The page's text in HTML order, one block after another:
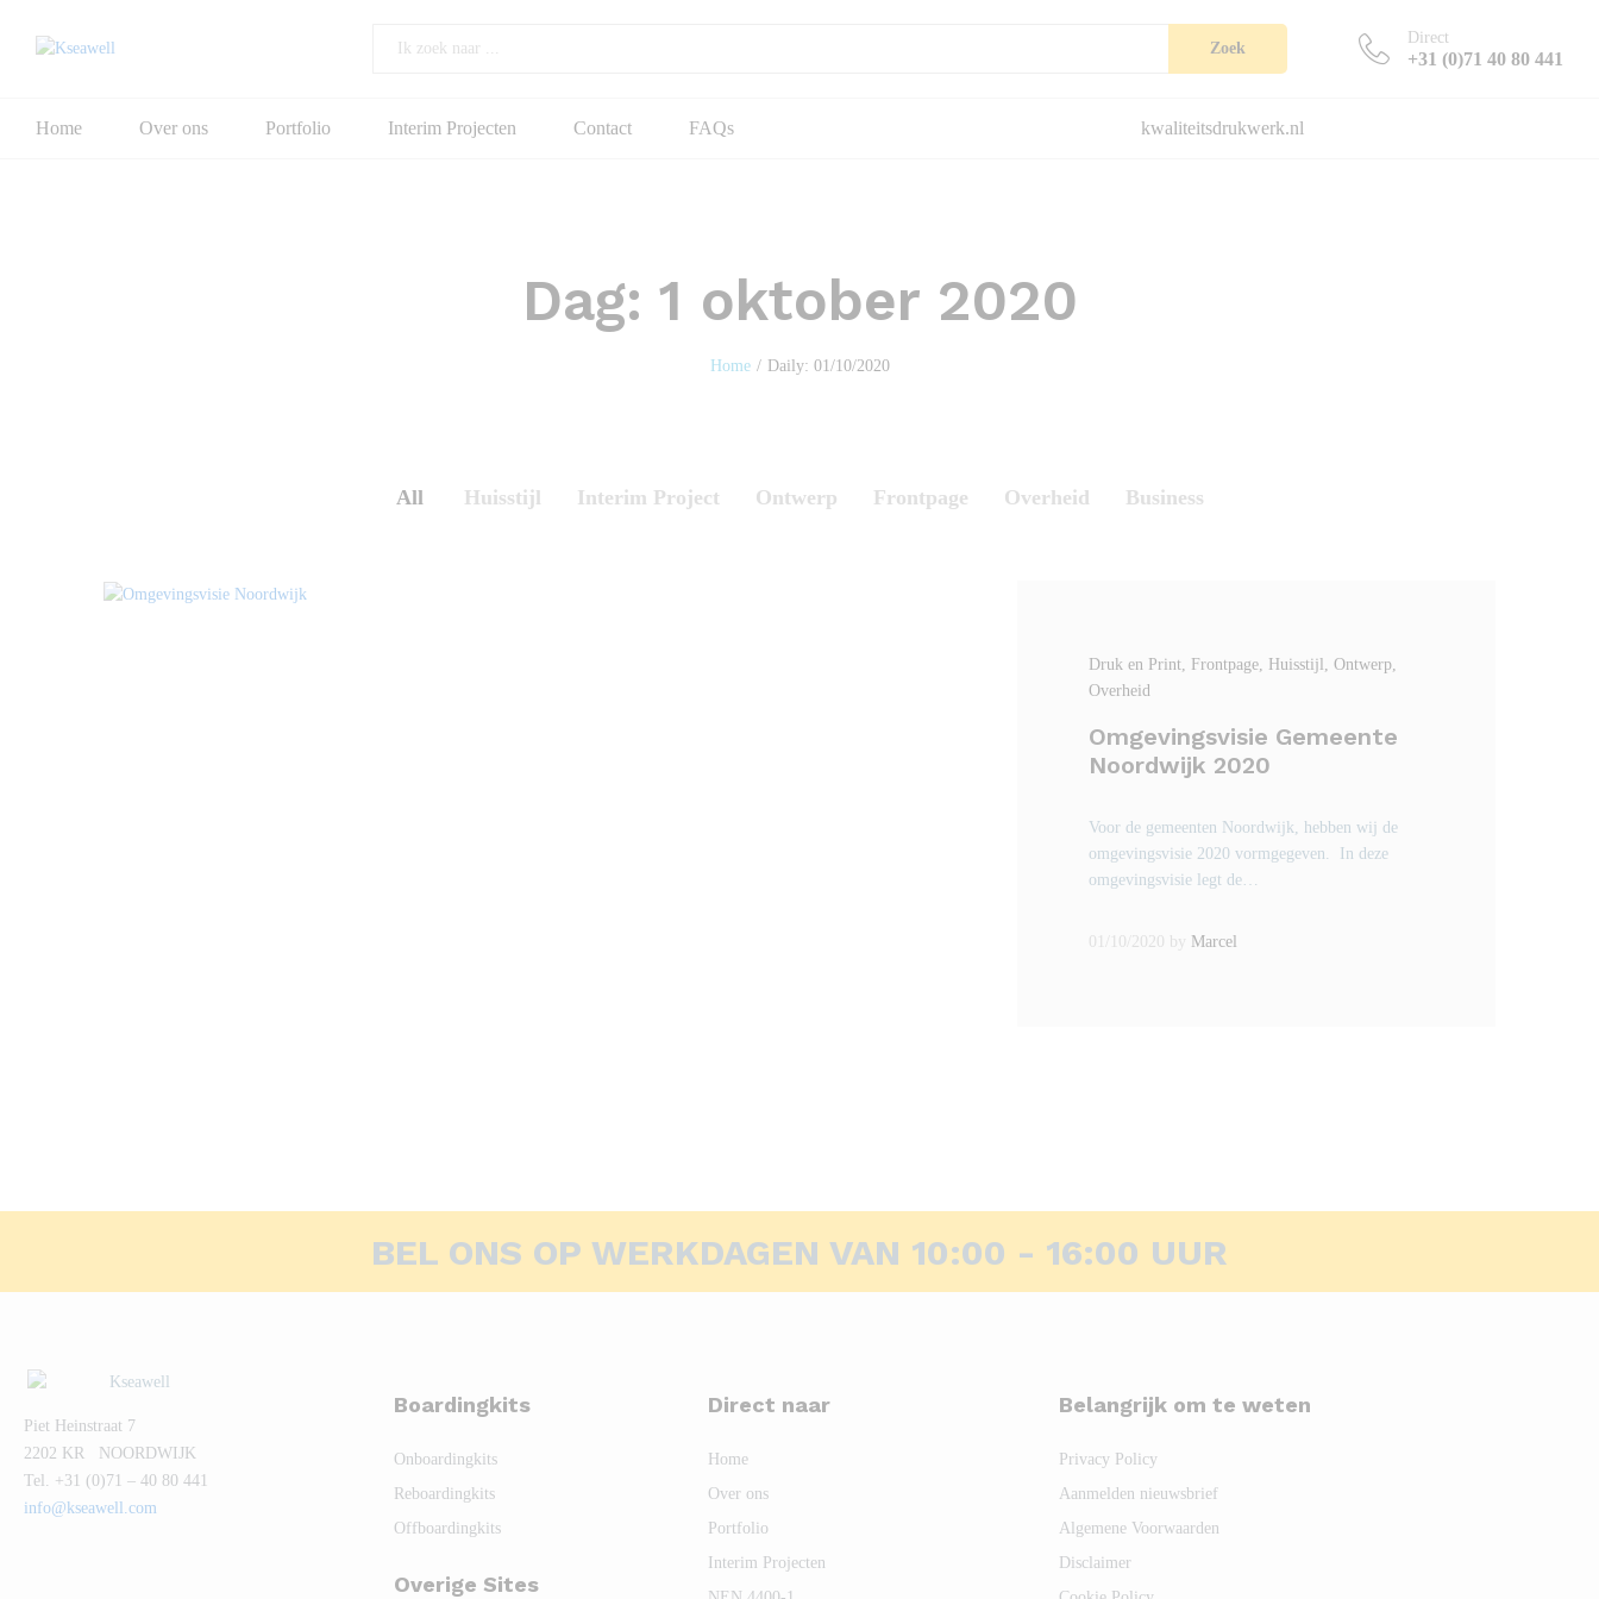
Zoek
Direct
+31 (0)71 40 80 441
Home Over ons Portfolio Interim Projecten Contact FAQs kwaliteitsdrukwerk.nl
Dag: 1 oktober 2020
Home / Daily: 01/10/2020
All Huisstijl Interim Project Ontwerp Frontpage Overheid Business
Druk en Print, Frontpage, Huisstijl , Ontwerp,
Overheid
Omgevingsvisie Gemeente
Noordwijk 2020
Voor de gemeenten Noordwijk, hebben wij de
omgevingsvisie 2020 vormgegeven. In deze
omgevingsvisie legt de…
01/10/2020 by Marcel
BEL ONS OP WERKDAGEN VAN 10:00 - 16:00 UUR
Piet Heinstraat 7
2202 KR NOORDWIJK
Tel. +31 (0)71 – 40 80 441
info@kseawell.com
Boardingkits
Onboardingkits
Reboardingkits
Offboardingkits
Overige Sites
Direct naar
Home
Over ons
Portfolio
Interim Projecten
Belangrijk om te weten
Privacy Policy
Aanmelden nieuwsbrief
Algemene Voorwaarden
Disclaimer